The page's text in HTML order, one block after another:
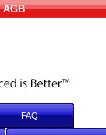
AGB
FAQ